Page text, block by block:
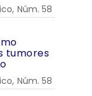
Núm. 58
tumores
Núm. 58